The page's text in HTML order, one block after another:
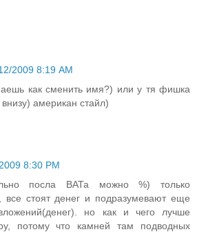
2009 8:19 AM
как сменить имя?) или у тя фишка
американ стайл)
8:30 PM
посла ВАТа можно %) только
все стоят денег и подразумевают еще
но как и чего лучше
потому что камней там подводных